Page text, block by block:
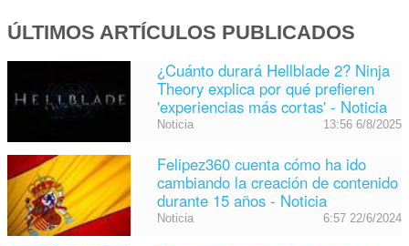
ÚLTIMOS ARTÍCULOS PUBLICADOS
¿Cuánto durará Hellblade 2? Ninja
Theory explica por qué prefieren
'experiencias más cortas' - Noticia
Noticia 13:56 6/8/2025
Felipez360 cuenta cómo ha ido
cambiando la creación de contenido
durante 15 años - Noticia
Noticia 6:57 22/6/2024